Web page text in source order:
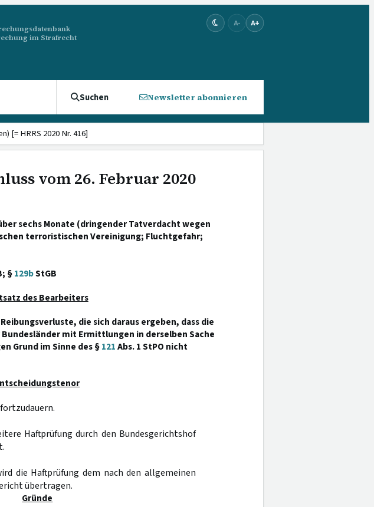
im Strafrecht
A- A+
Suchen Newsletter abonnieren
[= HRRS 2020 Nr. 416]
vom 26. Februar 2020
sechs Monate (dringender Tatverdacht wegen
terroristischen Vereinigung; Fluchtgefahr;
§129bStGB
des Bearbeiters
die sich daraus ergeben, dass die
mit Ermittlungen in derselben Sache
Grund im Sinne des §121Abs. 1 StPO nicht
Haftprüfung durch den Bundesgerichtshof
die Haftprüfung dem nach den allgemeinen
übertragen.
Gründe